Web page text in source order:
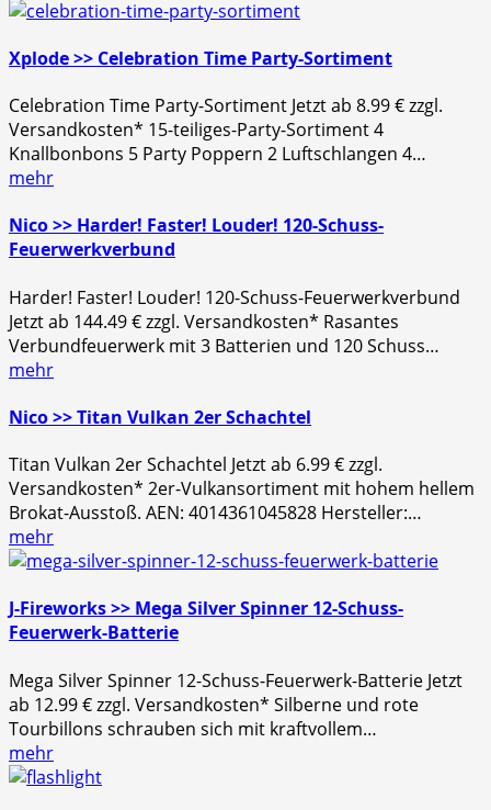
Xplode >> Celebration Time Party-Sortiment
Celebration Time Party-Sortiment Jetzt ab 8.99 € zzgl.
Versandkosten* 15-teiliges-Party-Sortiment 4
Knallbonbons 5 Party Poppern 2 Luftschlangen 4…
mehr
Nico >> Harder! Faster! Louder! 120-Schuss-
Feuerwerkverbund
Harder! Faster! Louder! 120-Schuss-Feuerwerkverbund
Jetzt ab 144.49 € zzgl. Versandkosten* Rasantes
Verbundfeuerwerk mit 3 Batterien und 120 Schuss…
mehr
Nico >> Titan Vulkan 2er Schachtel
Titan Vulkan 2er Schachtel Jetzt ab 6.99 € zzgl.
Versandkosten* 2er-Vulkansortiment mit hohem hellem
Brokat-Ausstoß. AEN: 4014361045828 Hersteller:…
mehr
J-Fireworks >> Mega Silver Spinner 12-Schuss-
Feuerwerk-Batterie
Mega Silver Spinner 12-Schuss-Feuerwerk-Batterie Jetzt
ab 12.99 € zzgl. Versandkosten* Silberne und rote
Tourbillons schrauben sich mit kraftvollem…
mehr